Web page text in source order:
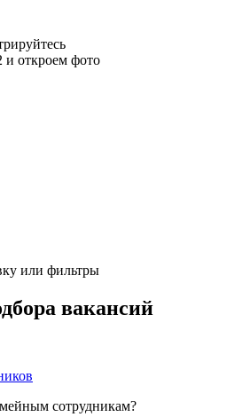
и откроем фото
или фильтры
вакансий
сотрудникам?